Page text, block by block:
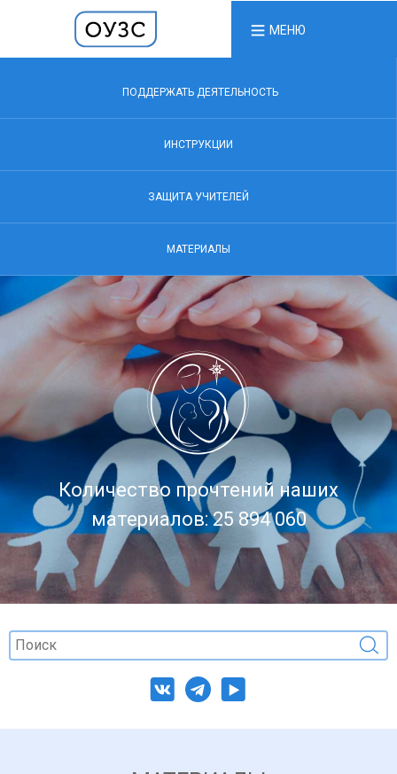
МЕНЮ
ПОДДЕРЖАТЬ ДЕЯТЕЛЬНОСТЬ
ИНСТРУКЦИИ
ЗАЩИТА УЧИТЕЛЕЙ
МАТЕРИАЛЫ
Количество прочтений наших
материалов: 25 894 060